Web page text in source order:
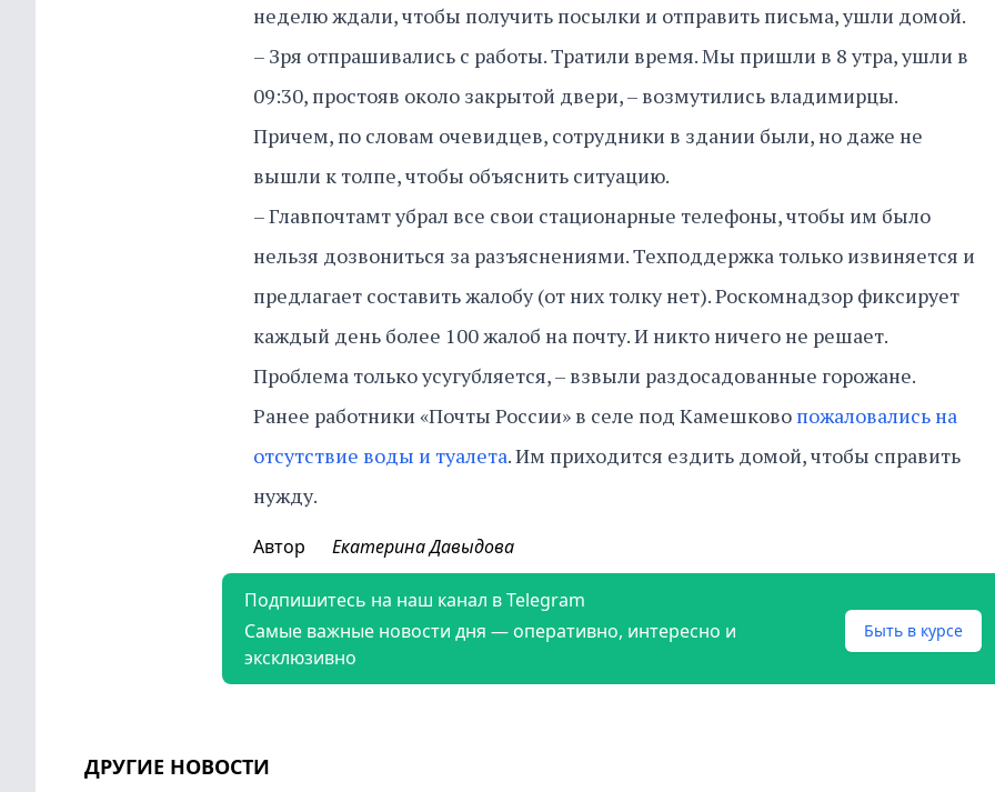
неделю ждали, чтобы получить посылки и отправить письма, ушли домой.
– Зря отпрашивались с работы. Тратили время. Мы пришли в 8 утра, ушли в
09:30, простояв около закрытой двери, – возмутились владимирцы.
Причем, по словам очевидцев, сотрудники в здании были, но даже не
вышли к толпе, чтобы объяснить ситуацию.
– Главпочтамт убрал все свои стационарные телефоны, чтобы им было
нельзя дозвониться за разъяснениями. Техподдержка только извиняется и
предлагает составить жалобу (от них толку нет). Роскомнадзор фиксирует
каждый день более 100 жалоб на почту. И никто ничего не решает.
Проблема только усугубляется, – взвыли раздосадованные горожане.
Ранее работники «Почты России» в селе под Камешково пожаловались на
отсутствие воды и туалета. Им приходится ездить домой, чтобы справить
нужду.
Автор Екатерина Давыдова
Подпишитесь на наш канал в Telegram
Самые важные новости дня — оперативно, интересно и
эксклюзивно
Быть в курсе
ДРУГИЕ НОВОСТИ